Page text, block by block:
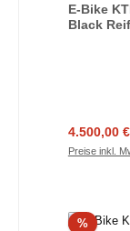
E-Bike
Black
4.500,00 €
Preise inkl.
%Rabatt